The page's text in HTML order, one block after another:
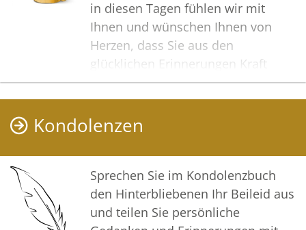
in diesen Tagen fühlen wir mit
Ihnen und wünschen Ihnen von
Herzen, dass Sie aus den
glücklichen Erinnerungen Kraft
schöpfen, um positiv in die Zukunft
zu gehen. Diese Gedenkseite möge
Ihnen dabei helfen, Ihre Trauer zu
teilen und das Andenken
gemeinsam wachzuhalten.
In tiefer Verbundenheit
Kondolenzen
Sprechen Sie im Kondolenzbuch
den Hinterbliebenen Ihr Beileid aus
und teilen Sie persönliche